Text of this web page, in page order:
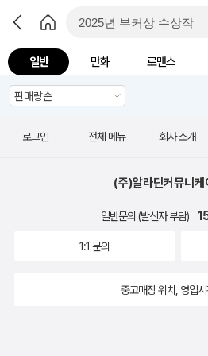
일반 만화 로맨스
로그인 전체 메뉴 회사 소개
(주)알라딘커뮤니케
일반문의 (발신자 부담)
1:1 문의
중고매장 위치, 영업